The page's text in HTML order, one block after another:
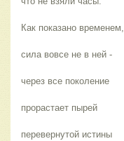
Как показано временем,
сила вовсе не в ней -
через все поколение
прорастает пырей
перевернутой истины